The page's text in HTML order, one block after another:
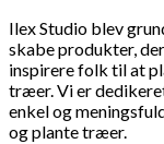
Ilex Studio blev
skabe produkter,
inspirere folk til at
træer. Vi er
enkel og
og plante træer.